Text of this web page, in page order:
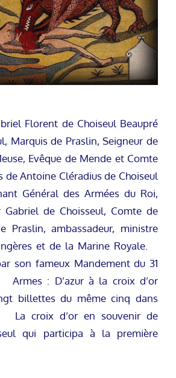
Florent de Choiseul Beaupré
Marquis de Praslin, Seigneur de
Evêque de Mende et Comte
de Antoine Cléradius de Choiseul
Général des Armées du Roi,
Gabriel de Choisseul, Comte de
Praslin, ambassadeur, ministre
et de la Marine Royale.
son fameux Mandement du 31
Armes : D’azur à la croix d’or
billettes du même cinq dans
La croix d’or en souvenir de
qui participa à la première